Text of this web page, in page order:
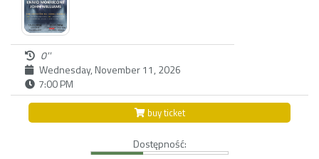
0''
Wednesday, November 11, 2026
7:00 PM
buy ticket
Dostępność: